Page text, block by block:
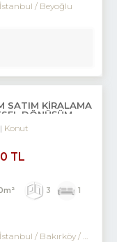
/ Beyoğlu
SATIM KİRALAMA
DÖNÜŞÜM
Konut
TL
3
1
/ Bakırköy/ Kartaltepe